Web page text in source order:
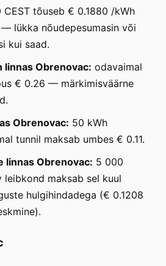
CEST tõuseb € 0.1880 /kWh
lükka nõudepesumasin või
kui saad.
linnas Obrenovac: odavaimal
€ 0.26 — märkimisväärne
Obrenovac: 50 kWh
tunnil maksab umbes € 0.11.
linnas Obrenovac: 5 000
leibkond maksab sel kuul
hulgihindadega (€ 0.1208